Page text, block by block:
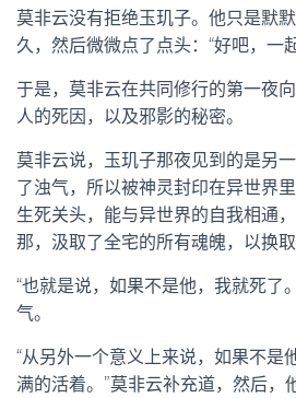
莫非云没有拒绝玉玑子。他只是默
久，然后微微点了点头：“好吧，一
于是，莫非云在共同修行的第一夜
人的死因，以及邪影的秘密。
莫非云说，玉玑子那夜见到的是另
了浊气，所以被神灵封印在异世界
生死关头，能与异世界的自我相通
那，汲取了全宅的所有魂魄，以换取
“也就是说，如果不是他，我就死了
气。
“从另外一个意义上来说，如果不是
满的活着。”莫非云补充道，然后，